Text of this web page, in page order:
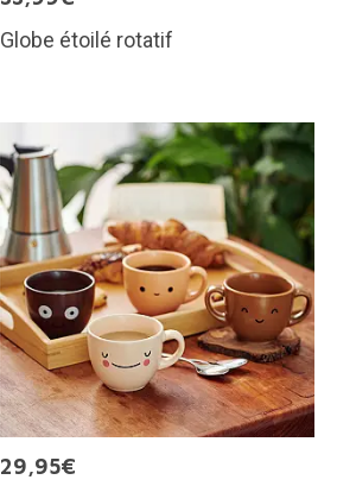
Globe étoilé rotatif
29,95€